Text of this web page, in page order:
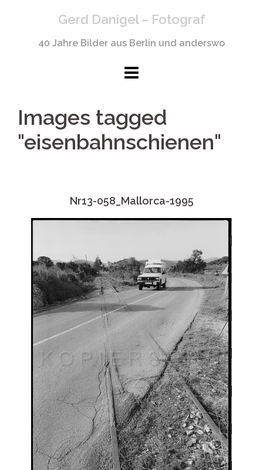
Gerd Danigel – Fotograf
40 Jahre Bilder aus Berlin und anderswo
Images tagged
"eisenbahnschienen"
Nr13-058_Mallorca-1995